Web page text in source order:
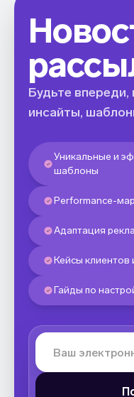
Будьте
инсайты,
Уникальные и
шаблоны
Performance-
Адаптация
Кейсы клиентов
Гайды по